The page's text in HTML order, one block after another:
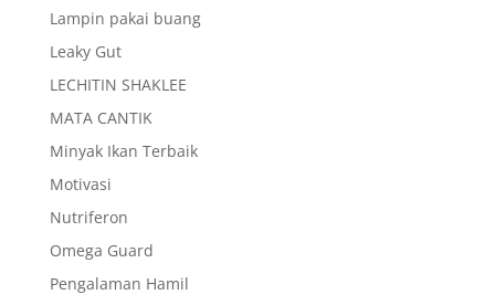
Lampin pakai buang
Leaky Gut
LECHITIN SHAKLEE
MATA CANTIK
Minyak Ikan Terbaik
Motivasi
Nutriferon
Omega Guard
Pengalaman Hamil